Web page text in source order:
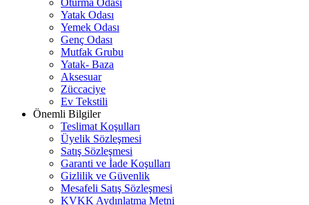
Yatak Odası
Yemek Odası
Genç Odası
Mutfak Grubu
Yatak- Baza
Aksesuar
Züccaciye
Ev Tekstili
Önemli Bilgiler
Teslimat Koşulları
Üyelik Sözleşmesi
Satış Sözleşmesi
Garanti ve İade Koşulları
Gizlilik ve Güvenlik
Mesafeli Satış Sözleşmesi
KVKK Aydınlatma Metni